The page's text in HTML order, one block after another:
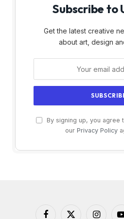
Subscribe to
Get the latest creative
about art, design
By signing up, you agree
our Privacy Policy